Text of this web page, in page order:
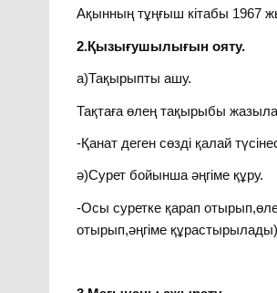
Ақынның тұңғыш кітабы 1967
2.Қызығушылығын ояту.
а)Тақырыпты ашу.
Тақтаға өлең тақырыбы
-Қанат деген сөзді қалай
ә)Сурет бойынша әңгіме құру.
-Осы суретке қарап
отырып,әңгіме құрастырылады)